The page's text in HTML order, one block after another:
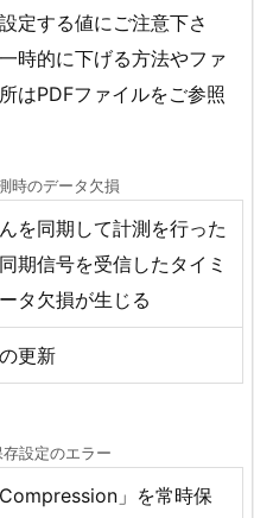
定する値にご注意下さ
時的に下げる方法やファ
はPDFファイルをご参照
時のデータ欠損
を同期して計測を行った
期信号を受信したタイミ
タ欠損が生じる
更新
設定のエラー
」を常時保